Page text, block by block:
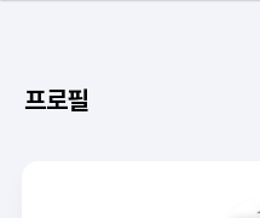
프로필